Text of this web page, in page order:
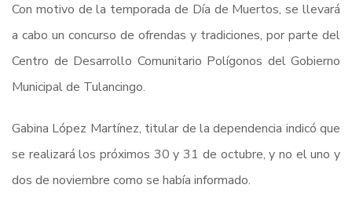
Con motivo de la temporada de Día de Muertos, se llevará
a cabo un concurso de ofrendas y tradiciones, por parte del
Centro de Desarrollo Comunitario Polígonos del Gobierno
Municipal de Tulancingo.
Gabina López Martínez, titular de la dependencia indicó que
se realizará los próximos 30 y 31 de octubre, y no el uno y
dos de noviembre como se había informado.